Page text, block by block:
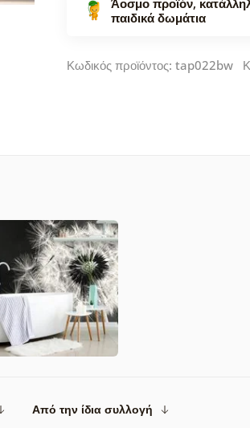
παιδικά δωμάτια
Κωδικός προϊόντος: tap022bw
Από την ίδια συλλογή